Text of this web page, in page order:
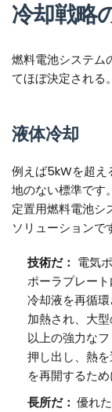
冷却戦略
燃料電池システム
てほぼ決定される。
液体冷却
例えば5kWを超え
地のない標準です
定置用燃料電池シ
ソリューションで
技術だ： 電気
ポーラプレー
冷却液を再循
加熱され、大
以上の強力な
押し出し、熱
を再開するた
長所だ： 優れ